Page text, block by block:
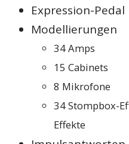
Expression-Pedal
Modellierungen
34 Amps
15 Cabinets
8 Mikrofone
34 Stompbox-
Effekte